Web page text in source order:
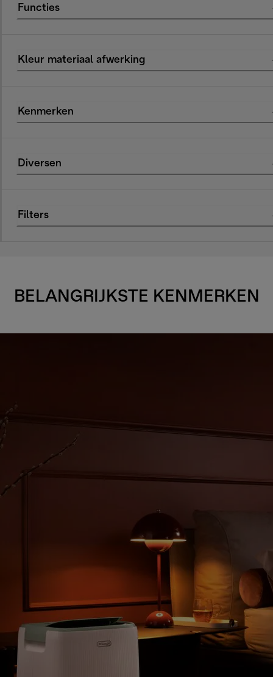
Functies
Kleur materiaal afwerking
Kenmerken
Diversen
Filters
BELANGRIJKSTE KENMERKEN